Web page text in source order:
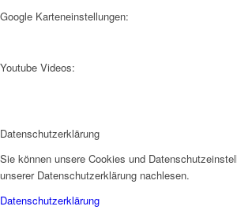
Google Karteneinstellungen:
Youtube Videos:
Datenschutzerklärung
Sie können unsere Cookies und
unserer Datenschutzerklärung nachlesen.
Datenschutzerklärung